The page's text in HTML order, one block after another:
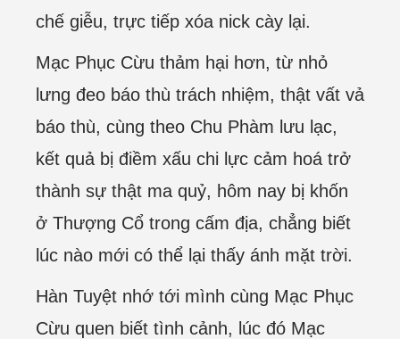
chế giễu, trực tiếp xóa nick cày lại.
Mạc Phục Cừu thảm hại hơn, từ nhỏ
lưng đeo báo thù trách nhiệm, thật vất vả
báo thù, cùng theo Chu Phàm lưu lạc,
kết quả bị điềm xấu chi lực cảm hoá trở
thành sự thật ma quỷ, hôm nay bị khốn
ở Thượng Cổ trong cấm địa, chẳng biết
lúc nào mới có thể lại thấy ánh mặt trời.
Hàn Tuyệt nhớ tới mình cùng Mạc Phục
Cừu quen biết tình cảnh, lúc đó Mạc